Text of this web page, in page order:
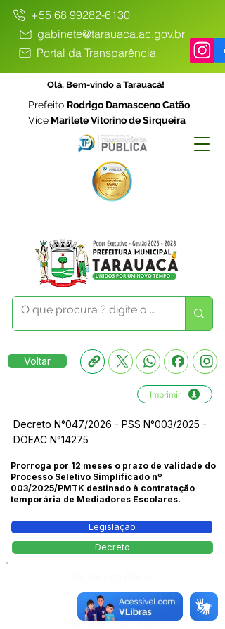
+55 68 99282-6130
gabinete@tarauaca.ac.gov.br
Portal da Transparência
Olá, Bem-vindo a Tarauacá!
Prefeito Rodrigo Damasceno Catão
Vice Marilete Vitorino de Sirqueira
Voltar
Imprimir
Decreto N°047/2026 - PSS N°003/2025 -
DOEAC N°14275
Prorroga por 12 meses o prazo de validade do
Processo Seletivo Simplificado nº
003/2025/PMTK destinado à contratação
temporária de Mediadores Escolares.
Legislação
Decreto
17275
Página da Publicação: